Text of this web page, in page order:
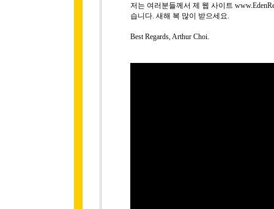
저는 여러분들께서 제 웹 사이트
습니다. 새해 복 많이 받으세요.
Best Regards, Arthur Choi.